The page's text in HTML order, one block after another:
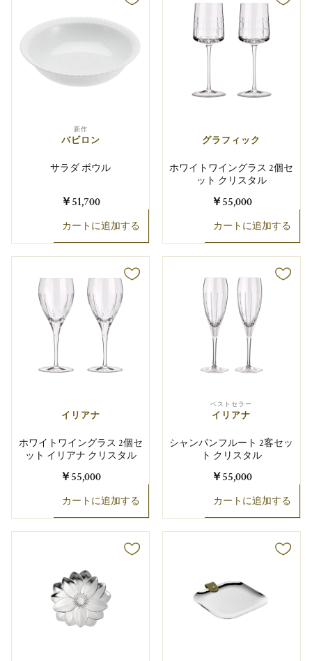
新作
バビロン
サラダ ボウル
￥51,700
カートに追加する
グラフィック
ホワイトワイングラス 2個セ
ット クリスタル
￥55,000
カートに追加する
イリアナ
ホワイトワイングラス 2個セ
ット イリアナ クリスタル
￥55,000
カートに追加する
ベストセラー
イリアナ
シャンパンフルート 2客セッ
ト クリスタル
￥55,000
カートに追加する